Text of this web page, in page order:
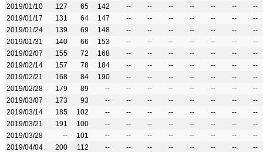
2019/01/10
127 65 142 -- -- -- -- -- --
--
2019/01/17
131 64 147 -- -- -- -- -- --
--
2019/01/24
139 69 148 -- -- -- -- -- --
--
2019/01/31
140 66 153 -- -- -- -- -- --
--
2019/02/07
155 72 168 -- -- -- -- -- --
--
2019/02/14
157 78 184 -- -- -- -- -- --
--
2019/02/21
168 84 190 -- -- -- -- -- --
--
2019/02/28
179 89 -- -- -- -- -- -- --
--
2019/03/07
173 93 -- -- -- -- -- -- --
--
2019/03/14
185 102 -- -- -- -- -- -- --
--
2019/03/21
191 100 -- -- -- -- -- -- --
--
2019/03/28
-- 101 -- -- -- -- -- -- --
--
2019/04/04
200 112 -- -- -- -- -- -- --
--